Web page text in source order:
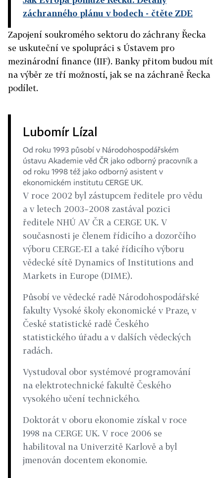
záchranného plánu v bodech - čtěte ZDE
Zapojení soukromého sektoru do záchrany Řecka
se uskuteční ve spolupráci s Ústavem pro
mezinárodní finance (IIF). Banky přitom budou mít
na výběr ze tří možností, jak se na záchraně Řecka
podílet.
Lubomír Lízal
Od roku 1993 působí v Národohospodářském
ústavu Akademie věd ČR jako odborný pracovník a
od roku 1998 též jako odborný asistent v
ekonomickém institutu CERGE UK.
V roce 2002 byl zástupcem ředitele pro vědu
a v letech 2003–2008 zastával pozici
ředitele NHÚ AV ČR a CERGE UK. V
současnosti je členem řídicího a dozorčího
výboru CERGE-EI a také řídicího výboru
vědecké sítě Dynamics of Institutions and
Markets in Europe (DIME).
Působí ve vědecké radě Národohospodářské
fakulty Vysoké školy ekonomické v Praze, v
České statistické radě Českého
statistického úřadu a v dalších vědeckých
radách.
Vystudoval obor systémové programování
na elektrotechnické fakultě Českého
vysokého učení technického.
Doktorát v oboru ekonomie získal v roce
1998 na CERGE UK. V roce 2006 se
habilitoval na Univerzitě Karlově a byl
jmenován docentem ekonomie.